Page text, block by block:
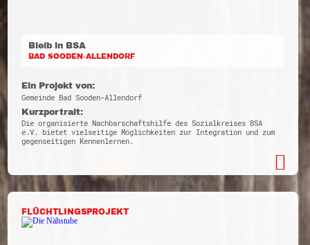
Bleib in BSA
BAD SOODEN-ALLENDORF
Ein Projekt von:
Gemeinde Bad Sooden-Allendorf
Kurzportrait:
Die organisierte Nachbarschaftshilfe des Sozialkreises BSA
e.V. bietet vielseitige Möglichkeiten zur Integration und zum
gegenseitigen Kennenlernen.
FLÜCHTLINGSPROJEKT